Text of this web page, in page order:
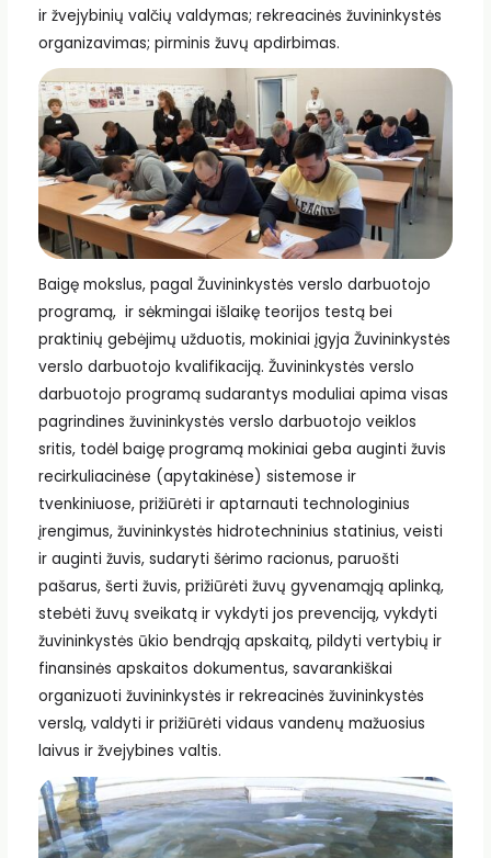
ir žvejybinių valčių valdymas; rekreacinės žuvininkystės
organizavimas; pirminis žuvų apdirbimas.
Baigę mokslus, pagal Žuvininkystės verslo darbuotojo
programą, ir sėkmingai išlaikę teorijos testą bei
praktinių gebėjimų užduotis, mokiniai įgyja Žuvininkystės
verslo darbuotojo kvalifikaciją. Žuvininkystės verslo
darbuotojo programą sudarantys moduliai apima visas
pagrindines žuvininkystės verslo darbuotojo veiklos
sritis, todėl baigę programą mokiniai geba auginti žuvis
recirkuliacinėse (apytakinėse) sistemose ir
tvenkiniuose, prižiūrėti ir aptarnauti technologinius
įrengimus, žuvininkystės hidrotechninius statinius, veisti
ir auginti žuvis, sudaryti šėrimo racionus, paruošti
pašarus, šerti žuvis, prižiūrėti žuvų gyvenamąją aplinką,
stebėti žuvų sveikatą ir vykdyti jos prevenciją, vykdyti
žuvininkystės ūkio bendrąją apskaitą, pildyti vertybių ir
finansinės apskaitos dokumentus, savarankiškai
organizuoti žuvininkystės ir rekreacinės žuvininkystės
verslą, valdyti ir prižiūrėti vidaus vandenų mažuosius
laivus ir žvejybines valtis.